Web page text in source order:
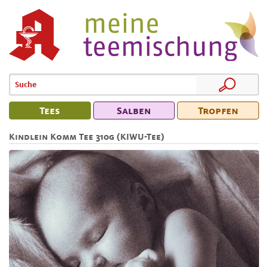
Tees Salben Tropfen
Kindlein Komm Tee 310g (KIWU-Tee)